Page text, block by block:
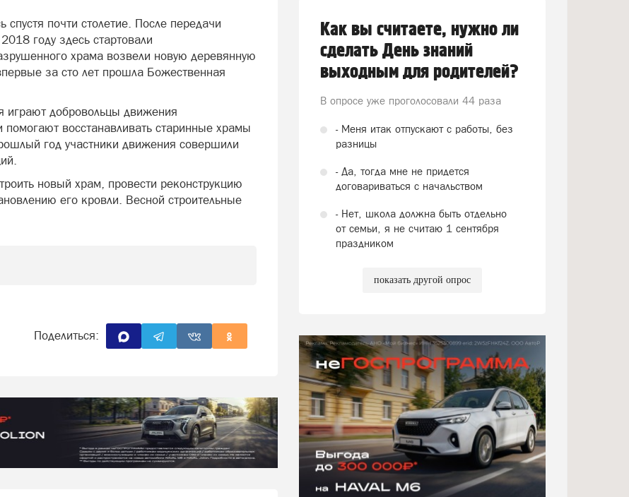
почти столетие. После передачи
году здесь стартовали
храма возвели новую деревянную
за сто лет прошла Божественная
играют добровольцы движения
восстанавливать старинные храмы
год участники движения совершили
новый храм, провести реконструкцию
его кровли. Весной строительные
Поделиться:
Как вы считаете, нужно ли
сделать День знаний
выходным для родителей?
В опросе уже проголосовали 44 раза
- Меня итак отпускают с работы, без
разницы
- Да, тогда мне не придется
договариваться с начальством
- Нет, школа должна быть отдельно
от семьи, я не считаю 1 сентября
праздником
показать другой опрос